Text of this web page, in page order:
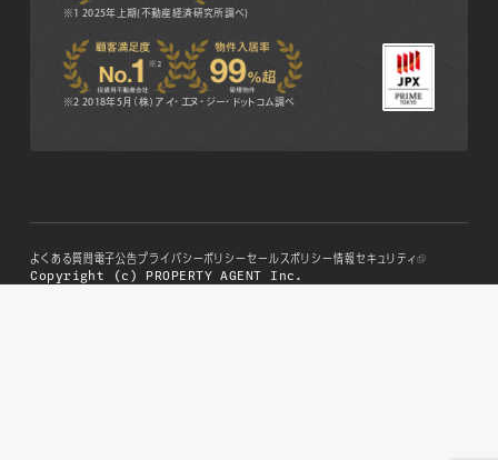
※1 2025年上期(不動産経済研究所調べ)
※2 2018年5月（株）アイ・エヌ・ジー・ドットコム調べ
よくある質問電子公告プライバシーポリシーセールスポリシー情報セキュリティ
Copyright (c) PROPERTY AGENT Inc.